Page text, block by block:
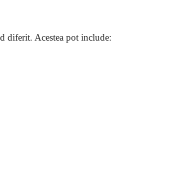
diferit. Acestea pot include: